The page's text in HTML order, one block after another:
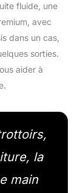
fluide, une
avec
dans un cas,
sorties.
aider à
la
main